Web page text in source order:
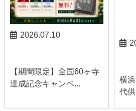
2026.07.10
【期間限定】全国60ヶ寺
達成記念キャンペ...
横
代